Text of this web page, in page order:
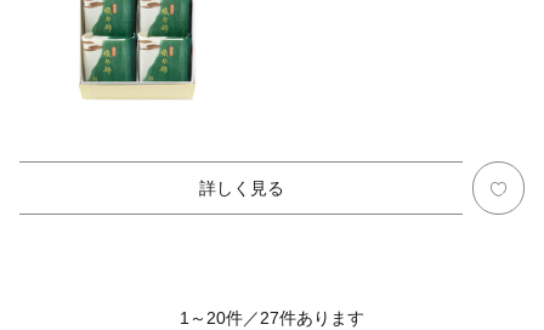
詳しく見る
1～20件／27件あります